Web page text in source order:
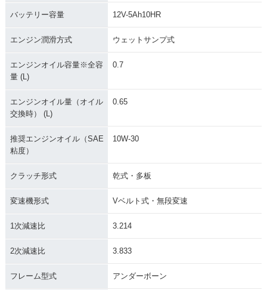
バッテリー容量 12V-5Ah10HR
エンジン潤滑方式 ウェットサンプ式
エンジンオイル容量※全容
量 (L)
0.7
エンジンオイル量（オイル
交換時） (L)
0.65
推奨エンジンオイル（SAE
粘度）
10W-30
クラッチ形式 乾式・多板
変速機形式 Vベルト式・無段変速
1次減速比 3.214
2次減速比 3.833
フレーム型式 アンダーボーン